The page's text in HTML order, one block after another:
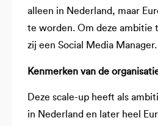
alleen in Nederland, maar
te worden. Om deze ambitie
zij een Social Media Manager.
Kenmerken van de
Deze scale-up heeft als
in Nederland en later heel